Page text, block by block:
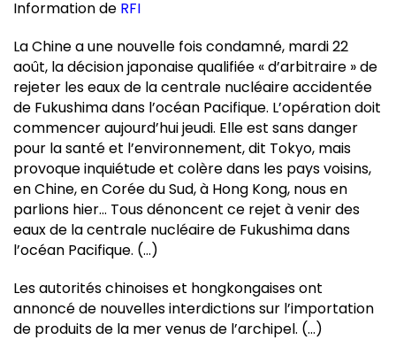
Information de RFI
La Chine a une nouvelle fois condamné, mardi 22
août, la décision japonaise qualifiée « d’arbitraire » de
rejeter les eaux de la centrale nucléaire accidentée
de Fukushima dans l’océan Pacifique. L’opération doit
commencer aujourd’hui jeudi. Elle est sans danger
pour la santé et l’environnement, dit Tokyo, mais
provoque inquiétude et colère dans les pays voisins,
en Chine, en Corée du Sud, à Hong Kong, nous en
parlions hier… Tous dénoncent ce rejet à venir des
eaux de la centrale nucléaire de Fukushima dans
l’océan Pacifique. (…)
Les autorités chinoises et hongkongaises ont
annoncé de nouvelles interdictions sur l’importation
de produits de la mer venus de l’archipel. (…)